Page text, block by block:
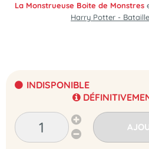
La Monstrueuse Boite de Monstres
Harry Potter -
INDISPONIBLE